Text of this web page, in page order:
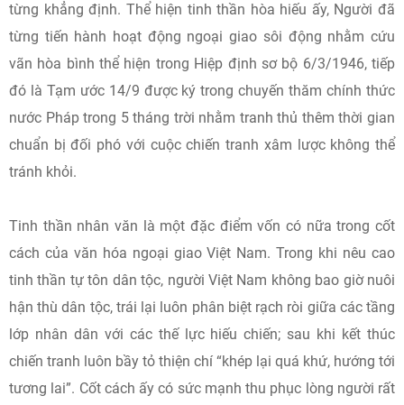
từng khẳng định. Thể hiện tinh thần hòa hiếu ấy, Người đã
từng tiến hành hoạt động ngoại giao sôi động nhằm cứu
vãn hòa bình thể hiện trong Hiệp định sơ bộ 6/3/1946, tiếp
đó là Tạm ước 14/9 được ký trong chuyến thăm chính thức
nước Pháp trong 5 tháng trời nhằm tranh thủ thêm thời gian
chuẩn bị đối phó với cuộc chiến tranh xâm lược không thể
tránh khỏi.
Tinh thần nhân văn là một đặc điểm vốn có nữa trong cốt
cách của văn hóa ngoại giao Việt Nam. Trong khi nêu cao
tinh thần tự tôn dân tộc, người Việt Nam không bao giờ nuôi
hận thù dân tộc, trái lại luôn phân biệt rạch ròi giữa các tầng
lớp nhân dân với các thế lực hiếu chiến; sau khi kết thúc
chiến tranh luôn bầy tỏ thiện chí “khép lại quá khứ, hướng tới
tương lai”. Cốt cách ấy có sức mạnh thu phục lòng người rất